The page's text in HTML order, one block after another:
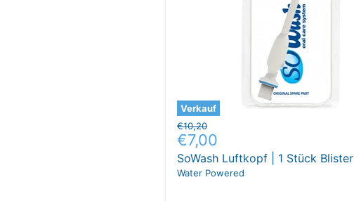
Verkauf
Ursprünglicher
Preis
€10,20
Aktueller
Preis
€7,00
SoWash Luftkopf | 1 Stück Blister
Water Powered